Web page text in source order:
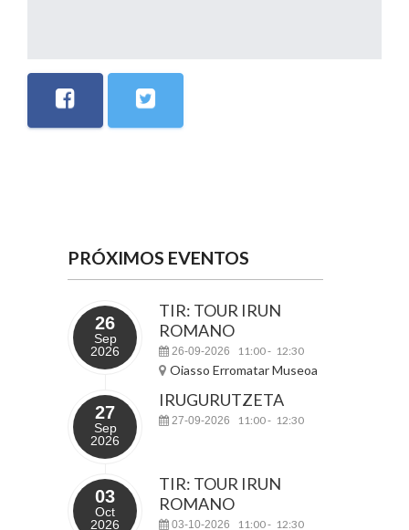
PRÓXIMOS EVENTOS
26
Sep
2026
TIR: TOUR IRUN
ROMANO
26-09-2026 11:00- 12:30
Oiasso Erromatar Museoa
27
Sep
2026
IRUGURUTZETA
27-09-2026 11:00- 12:30
03
Oct
2026
TIR: TOUR IRUN
ROMANO
03-10-2026 11:00- 12:30